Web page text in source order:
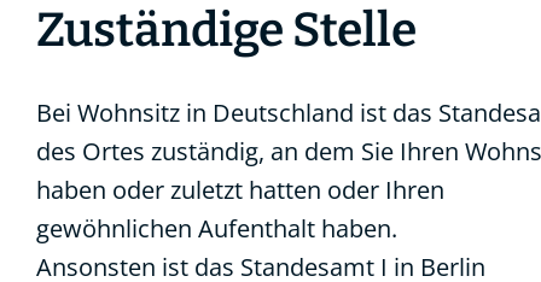
Zuständige Stelle
Bei Wohnsitz in Deutschland ist das
des Ortes zuständig, an dem Sie Ihren
haben oder zuletzt hatten oder Ihren
gewöhnlichen Aufenthalt haben.
Ansonsten ist das Standesamt I in Berlin